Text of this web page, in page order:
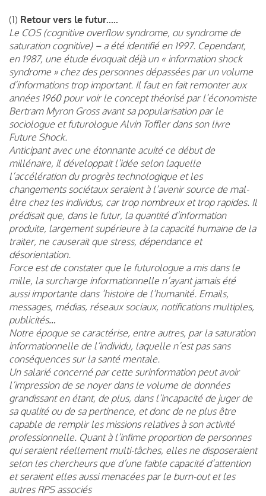
(1) Retour vers le futur.....
Le COS (cognitive overflow syndrome, ou syndrome de
saturation cognitive) – a été identifié en 1997. Cependant,
en 1987, une étude évoquait déjà un « information shock
syndrome » chez des personnes dépassées par un volume
d’informations trop important. Il faut en fait remonter aux
années 1960 pour voir le concept théorisé par l’économiste
Bertram Myron Gross avant sa popularisation par le
sociologue et futurologue Alvin Toffler dans son livre
Future Shock.
Anticipant avec une étonnante acuité ce début de
millénaire, il développait l’idée selon laquelle
l’accélération du progrès technologique et les
changements sociétaux seraient à l’avenir source de mal-
être chez les individus, car trop nombreux et trop rapides. Il
prédisait que, dans le futur, la quantité d’information
produite, largement supérieure à la capacité humaine de la
traiter, ne causerait que stress, dépendance et
désorientation.
Force est de constater que le futurologue a mis dans le
mille, la surcharge informationnelle n’ayant jamais été
aussi importante dans ’histoire de l’humanité. Emails,
messages, médias, réseaux sociaux, notifications multiples,
publicités…
Notre époque se caractérise, entre autres, par la saturation
informationnelle de l’individu, laquelle n’est pas sans
conséquences sur la santé mentale.
Un salarié concerné par cette surinformation peut avoir
l’impression de se noyer dans le volume de données
grandissant en étant, de plus, dans l’incapacité de juger de
sa qualité ou de sa pertinence, et donc de ne plus être
capable de remplir les missions relatives à son activité
professionnelle. Quant à l’infime proportion de personnes
qui seraient réellement multi-tâches, elles ne disposeraient
selon les chercheurs que d’une faible capacité d’attention
et seraient elles aussi menacées par le burn-out et les
autres RPS associés